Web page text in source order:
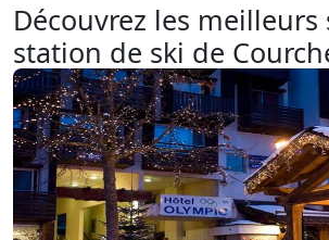
Découvrez les meilleurs
station de ski de